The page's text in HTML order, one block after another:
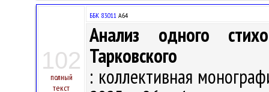
102
полный
текст
ББК 83.011 А64
Анализ одного
Тарковского
: коллективная